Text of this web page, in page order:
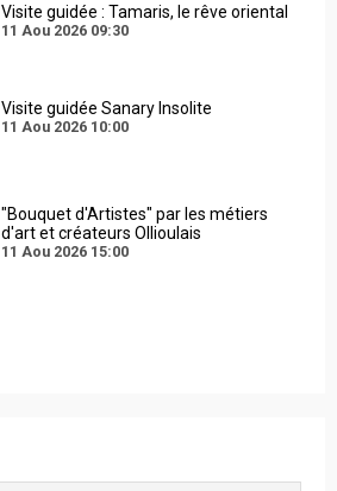
Visite guidée : Tamaris, le rêve oriental
11 Aou 2026 09:30
Visite guidée Sanary Insolite
11 Aou 2026 10:00
"Bouquet d'Artistes" par les métiers
d'art et créateurs Ollioulais
11 Aou 2026 15:00